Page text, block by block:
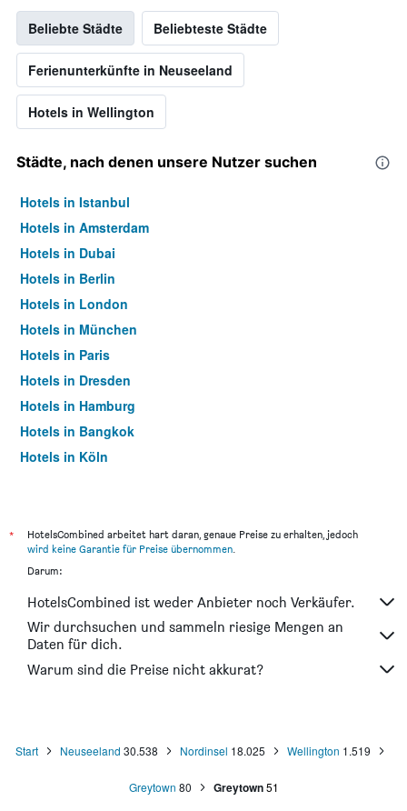
Beliebte Städte Beliebteste Städte
Ferienunterkünfte in Neuseeland
Hotels in Wellington
Städte, nach denen unsere Nutzer suchen
Hotels in Istanbul
Hotels in Amsterdam
Hotels in Dubai
Hotels in Berlin
Hotels in London
Hotels in München
Hotels in Paris
Hotels in Dresden
Hotels in Hamburg
Hotels in Bangkok
Hotels in Köln
*
HotelsCombined arbeitet hart daran, genaue Preise zu erhalten, jedoch
wird keine Garantie für Preise übernommen.
Darum:
HotelsCombined ist weder Anbieter noch Verkäufer.
Wir durchsuchen und sammeln riesige Mengen an
Daten für dich.
Warum sind die Preise nicht akkurat?
Start Neuseeland 30.538 Nordinsel 18.025 Wellington 1.519
Greytown 80 Greytown 51